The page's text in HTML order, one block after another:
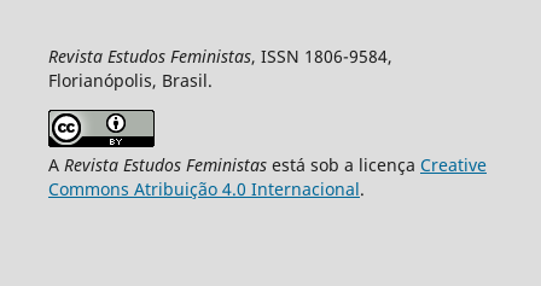
Revista Estudos Feministas, ISSN 1806-9584,
Florianópolis, Brasil.
A Revista Estudos Feministasestá sob a licença Creative
Commons Atribuição 4.0 Internacional.